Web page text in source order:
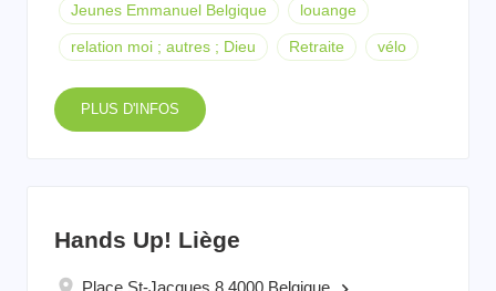
Jeunes Emmanuel Belgique louange
relation moi ; autres ; Dieu Retraite vélo
PLUS D'INFOS
Hands Up! Liège
Place St-Jacques 8 4000 Belgique